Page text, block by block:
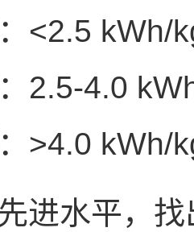
：<2.5 kWh/
：2.5-4.0
：>4.0 kWh/
进水平，